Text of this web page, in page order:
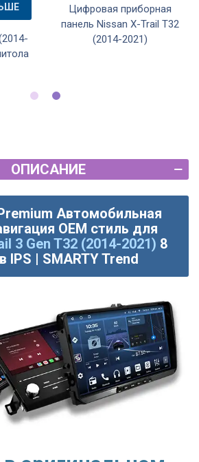
Цифровая приборная
панель Nissan X-Trail T32
(2014-2021)
ОПИСАНИЕ
Автомобильная
OEM стиль для
3 Gen T32 (2014-2021) 8
IPS | SMARTY Trend